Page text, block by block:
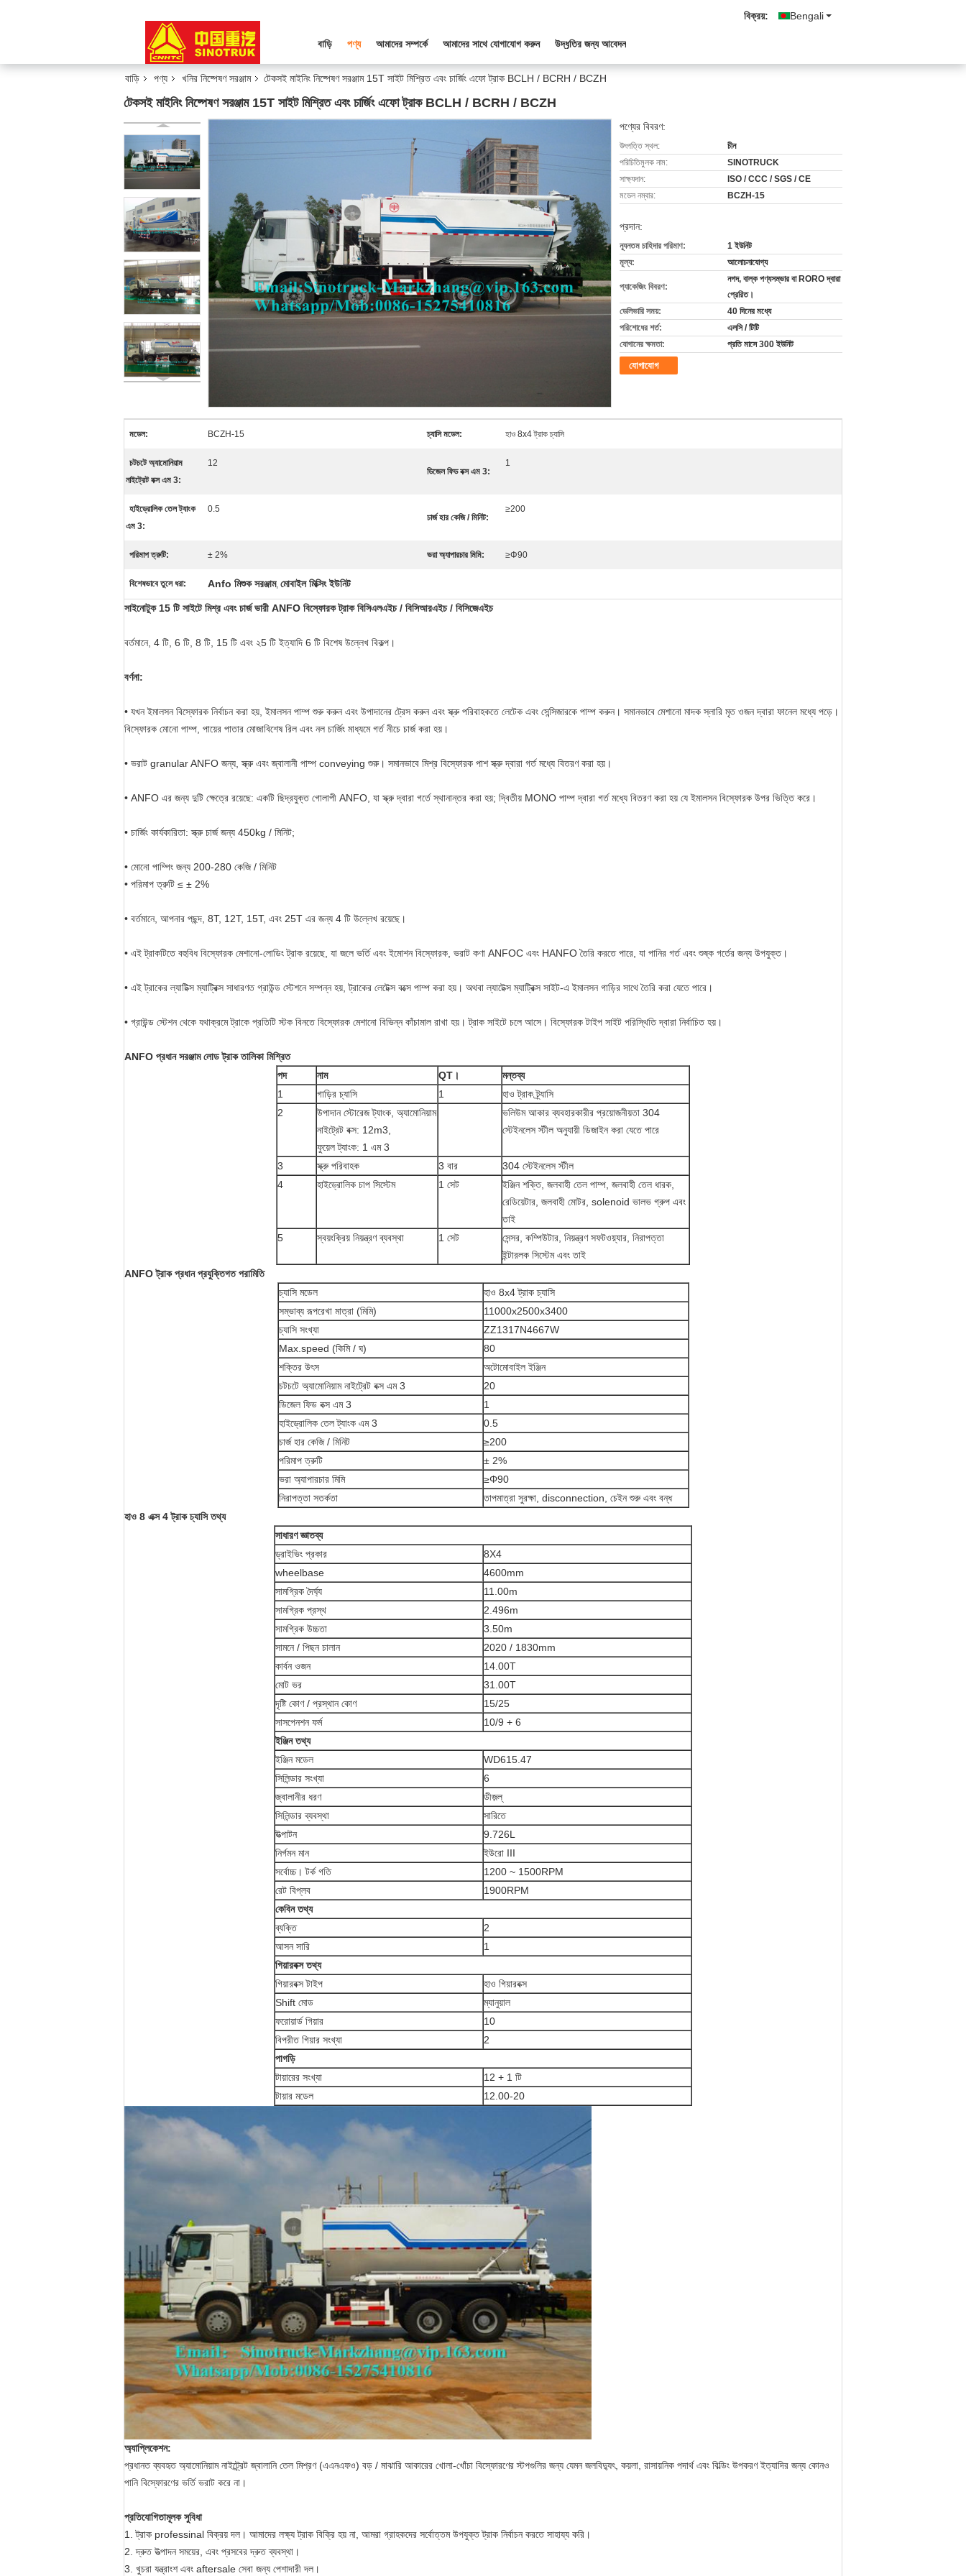
Bengali
বিক্রয়:
বাড়ি পণ্য আমাদের সম্পর্কে আমাদের সাথে যোগাযোগ করুন উদ্ধৃতির জন্য আবেদন
বাড়ি পণ্য খনির নিষ্পেষণ সরঞ্জাম টেকসই মাইনিং নিষ্পেষণ সরঞ্জাম 15T সাইট মিশ্রিত এবং চার্জিং এফো ট্রাক BCLH / BCRH / BCZH
টেকসই মাইনিং নিষ্পেষণ সরঞ্জাম 15T সাইট মিশ্রিত এবং চার্জিং এফো ট্রাক BCLH / BCRH / BCZH
পণ্যের বিবরণ:
উৎপত্তি স্থল:
চীন
পরিচিতিমুলক নাম:
SINOTRUCK
সাক্ষ্যদান:
ISO / CCC / SGS / CE
মডেল নম্বার:
BCZH-15
প্রদান:
ন্যূনতম চাহিদার পরিমাণ:
1 ইউনিট
মূল্য:
আলোচনাযোগ্য
প্যাকেজিং বিবরণ:
নগদ, বাল্ক পণ্যসম্ভার বা RORO দ্বারা
প্রেরিত।
ডেলিভারি সময়:
40 দিনের মধ্যে
পরিশোধের শর্ত:
এলসি / টিটি
যোগানের ক্ষমতা:
প্রতি মাসে 300 ইউনিট
যোগাযোগ
মডেল: BCZH-15 চ্যাসি মডেল: হাও 8x4 ট্রাক চ্যাসি
চটচটে অ্যামোনিয়াম
নাইট্রেট বক্স এম 3:
12
ডিজেল ফিড বক্স এম 3:
1
হাইড্রোলিক তেল ট্যাংক
এম 3:
0.5
চার্জ হার কেজি / মিনিট:
≥200
পরিমাপ ত্রুটি: ± 2% ভরা অ্যাপারচার মিমি: ≥Φ90
বিশেষভাবে তুলে ধরা: Anfo মিশুক সরঞ্জাম, মোবাইল মিক্সিং ইউনিট
সাইনোটুক 15 টি সাইটে মিশ্র এবং চার্জ ভারী ANFO বিস্ফোরক ট্রাক বিসিএলএইচ / বিসিআরএইচ / বিসিজেএইচ
বর্তমানে, 4 টি, 6 টি, 8 টি, 15 টি এবং ২5 টি ইত্যাদি 6 টি বিশেষ উল্লেখ বিকল্প।
বর্ণনা:
• যখন ইমালসন বিস্ফোরক নির্বাচন করা হয়, ইমালসন পাম্প শুরু করুন এবং উপাদানের ট্রেস করুন এবং স্ক্রু পরিবাহকতে লেটেক এবং সেন্সিজারকে পাম্প করুন। সমানভাবে মেশানো মাদক স্লারি মৃত ওজন দ্বারা ফানেল মধ্যে পড়ে।
বিস্ফোরক মোনো পাম্প, পায়ের পাতার মোজাবিশেষ রিল এবং নল চার্জিং মাধ্যমে গর্ত নীচে চার্জ করা হয়।
• ভরাট granular ANFO জন্য, স্ক্রু এবং জ্বালানী পাম্প conveying শুরু। সমানভাবে মিশ্র বিস্ফোরক পাশ স্ক্রু দ্বারা গর্ত মধ্যে বিতরণ করা হয়।
• ANFO এর জন্য দুটি ক্ষেত্রে রয়েছে: একটি ছিদ্রযুক্ত গোলাপী ANFO, যা স্ক্রু দ্বারা গর্তে স্থানান্তর করা হয়; দ্বিতীয় MONO পাম্প দ্বারা গর্ত মধ্যে বিতরণ করা হয় যে ইমালসন বিস্ফোরক উপর ভিত্তি করে।
• চার্জিং কার্যকারিতা: স্ক্রু চার্জ জন্য 450kg / মিনিট;
• মোনো পাম্পিং জন্য 200-280 কেজি / মিনিট
• পরিমাপ ত্রুটি ≤ ± 2%
• বর্তমানে, আপনার পছন্দ, 8T, 12T, 15T, এবং 25T এর জন্য 4 টি উল্লেখ রয়েছে।
• এই ট্রাকটিতে বহুবিধ বিস্ফোরক মেশানো-লোডিং ট্রাক রয়েছে, যা জলে ভর্তি এবং ইমোশন বিস্ফোরক, ভরাট কণা ANFOC এবং HANFO তৈরি করতে পারে, যা পানির গর্ত এবং শুষ্ক গর্তের জন্য উপযুক্ত।
• এই ট্রাকের ল্যাটিক্স ম্যাট্রিক্স সাধারণত গ্রাউন্ড স্টেশনে সম্পন্ন হয়, ট্রাকের লেটেক্স বক্সে পাম্প করা হয়। অথবা ল্যাটেক্স ম্যাট্রিক্স সাইট-এ ইমালসন গাড়ির সাথে তৈরি করা যেতে পারে।
• গ্রাউন্ড স্টেশন থেকে যথাক্রমে ট্রাকে প্রতিটি স্টক বিনতে বিস্ফোরক মেশানো বিভিন্ন কাঁচামাল রাখা হয়। ট্রাক সাইটে চলে আসে। বিস্ফোরক টাইপ সাইট পরিস্থিতি দ্বারা নির্বাচিত হয়।
ANFO প্রধান সরঞ্জাম লোড ট্রাক তালিকা মিশ্রিত
পদ
নাম QT।
মন্তব্য
1
গাড়ির চ্যাসি 1
হাও ট্রাক ট্র্যাসি
2
উপাদান স্টোরেজ ট্যাংক, অ্যামোনিয়াম
নাইট্রেট বক্স: 12m3,
ফুয়েল ট্যাংক: 1 এম 3
ভলিউম আকার ব্যবহারকারীর প্রয়োজনীয়তা 304
স্টেইনলেস স্টীল অনুযায়ী ডিজাইন করা যেতে পারে
3 স্ক্রু পরিবাহক 3 বার
304 স্টেইনলেস স্টীল
4
হাইড্রোলিক চাপ সিস্টেম 1 সেট
ইঞ্জিন শক্তি, জলবাহী তেল পাম্প, জলবাহী তেল ধারক,
রেডিয়েটার, জলবাহী মোটর, solenoid ভালভ গ্রুপ এবং
তাই
5
স্বয়ংক্রিয় নিয়ন্ত্রণ ব্যবস্থা 1 সেট
সেন্সর, কম্পিউটার, নিয়ন্ত্রণ সফটওয়্যার, নিরাপত্তা
ইন্টারলক সিস্টেম এবং তাই
ANFO ট্রাক প্রধান প্রযুক্তিগত পরামিতি
চ্যাসি মডেল
হাও 8x4 ট্রাক চ্যাসি
সম্ভাব্য রূপরেখা মাত্রা (মিমি)
11000x2500x3400
চ্যাসি সংখ্যা
ZZ1317N4667W
Max.speed (কিমি / ঘ)
80
শক্তির উৎস
অটোমোবাইল ইঞ্জিন
চটচটে অ্যামোনিয়াম নাইট্রেট বক্স এম 3
20
ডিজেল ফিড বক্স এম 3
1
হাইড্রোলিক তেল ট্যাংক এম 3
0.5
চার্জ হার কেজি / মিনিট
≥200
পরিমাপ ত্রুটি
± 2%
ভরা অ্যাপারচার মিমি
≥Φ90
নিরাপত্তা সতর্কতা
তাপমাত্রা সুরক্ষা, disconnection, চেইন শুরু এবং বন্ধ
হাও 8 এক্স 4 ট্রাক চ্যাসি তথ্য
সাধারণ জ্ঞাতব্য
ড্রাইভিং প্রকার
8X4
wheelbase
4600mm
সামগ্রিক দৈর্ঘ্য
11.00m
সামগ্রিক প্রস্থ
2.496m
সামগ্রিক উচ্চতা
3.50m
সামনে / পিছন চালান
2020 / 1830mm
কার্বন ওজন
14.00T
মোট ভর
31.00T
দৃষ্টি কোণ / প্রস্থান কোণ
15/25
সাসপেনশন ফর্ম
10/9 + 6
ইঞ্জিন তথ্য
ইঞ্জিন মডেল
WD615.47
সিলিন্ডার সংখ্যা
6
জ্বালানীর ধরণ
ডীজ়ল্
সিলিন্ডার ব্যবস্থা
সারিতে
উত্পাটন
9.726L
নির্গমন মান
ইউরো III
সর্বোচ্চ। টর্ক গতি
1200 ~ 1500RPM
রেট বিপ্লব
1900RPM
কেবিন তথ্য
ব্যক্তি
2
আসন সারি
1
গিয়ারবক্স তথ্য
গিয়ারবক্স টাইপ
হাও গিয়ারবক্স
Shift মোড
ম্যানুয়াল
ফরোয়ার্ড গিয়ার
10
বিপরীত গিয়ার সংখ্যা
2
পাগড়ি
টায়ারের সংখ্যা
12 + 1 টি
টায়ার মডেল
12.00-20
অ্যাপ্লিকেশন:
প্রধানত ব্যবহৃত অ্যামোনিয়াম নাইট্র্রেট জ্বালানি তেল মিশ্রণ (এএনএফও) বড় / মাঝারি আকারের খোলা-খোঁচা বিস্ফোরণের স্টপগুলির জন্য যেমন জলবিদ্যুৎ, কয়লা, রাসায়নিক পদার্থ এবং বিল্ডিং উপকরণ ইত্যাদির জন্য কোনও
পানি বিস্ফোরণের ভর্তি ভরাট করে না।
প্রতিযোগিতামূলক সুবিধা
1. ট্রাক professinal বিক্রয় দল। আমাদের লক্ষ্য ট্রাক বিক্রি হয় না, আমরা গ্রাহকদের সর্বোত্তম উপযুক্ত ট্রাক নির্বাচন করতে সাহায্য করি।
2. দ্রুত উত্পাদন সময়ের, এবং প্রসবের দ্রুত ব্যবস্থা।
3. খুচরা যন্ত্রাংশ এবং aftersale সেবা জন্য পেশাদারী দল।